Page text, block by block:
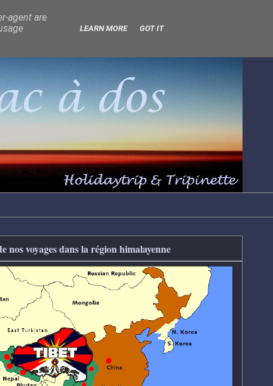
nos voyages dans la région himalayenne
agent are
LEARN MORE GOT IT